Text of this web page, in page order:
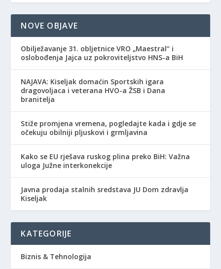
NOVE OBJAVE
Obilježavanje 31. obljetnice VRO „Maestral“ i
oslobođenja Jajca uz pokroviteljstvo HNS-a BiH
NAJAVA: Kiseljak domaćin Sportskih igara
dragovoljaca i veterana HVO-a ŽSB i Dana
branitelja
Stiže promjena vremena, pogledajte kada i gdje se
očekuju obilniji pljuskovi i grmljavina
Kako se EU rješava ruskog plina preko BiH: Važna
uloga Južne interkonekcije
Javna prodaja stalnih sredstava JU Dom zdravlja
Kiseljak
KATEGORIJE
Biznis & Tehnologija